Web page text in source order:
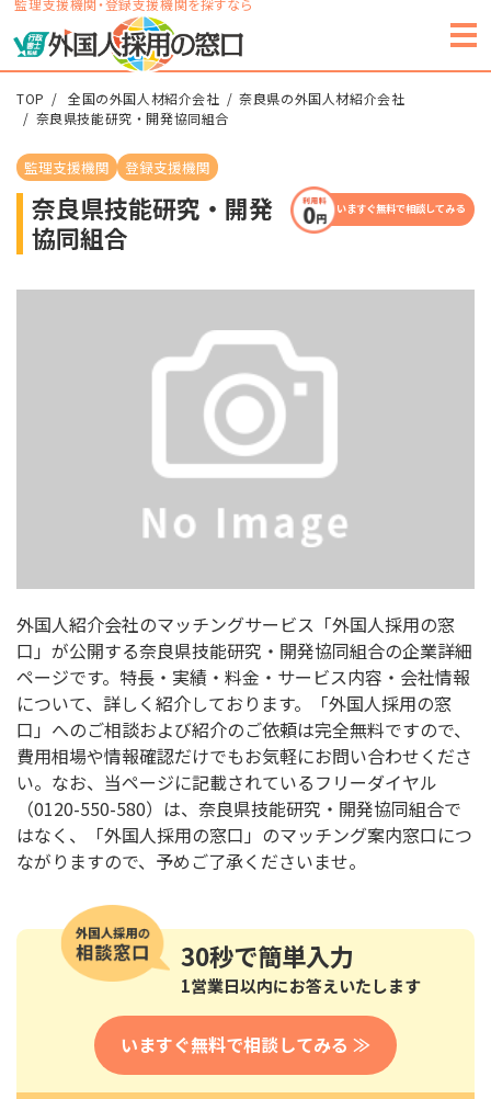
監理支援機関・登録支援機関を探すなら
TOP 全国の外国人材紹介会社
奈良県の外国人材紹介会社
奈良県技能研究・開発協同組合
監理支援機関 登録支援機関
奈良県技能研究・開発
協同組合
いますぐ無料で相談してみる
外国人紹介会社のマッチングサービス「外国人採用の窓
口」が公開する奈良県技能研究・開発協同組合の企業詳細
ページです。特長・実績・料金・サービス内容・会社情報
について、詳しく紹介しております。「外国人採用の窓
口」へのご相談および紹介のご依頼は完全無料ですので、
費用相場や情報確認だけでもお気軽にお問い合わせくださ
い。なお、当ページに記載されているフリーダイヤル
（0120-550-580）は、奈良県技能研究・開発協同組合で
はなく、「外国人採用の窓口」のマッチング案内窓口につ
ながりますので、予めご了承くださいませ。
30秒で簡単入力
1営業日以内にお答えいたします
いますぐ無料で相談してみる ≫